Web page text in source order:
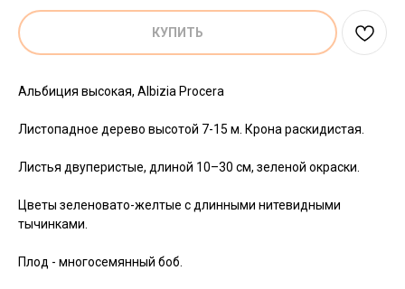
КУПИТЬ
Альбиция высокая, Albizia Procera
Листопадное дерево высотой 7-15 м. Крона раскидистая.
Листья двуперистые, длиной 10–30 см, зеленой окраски.
Цветы зеленовато-желтые с длинными нитевидными
тычинками.
Плод - многосемянный боб.